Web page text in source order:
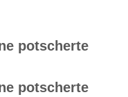
potscherte
potscherte